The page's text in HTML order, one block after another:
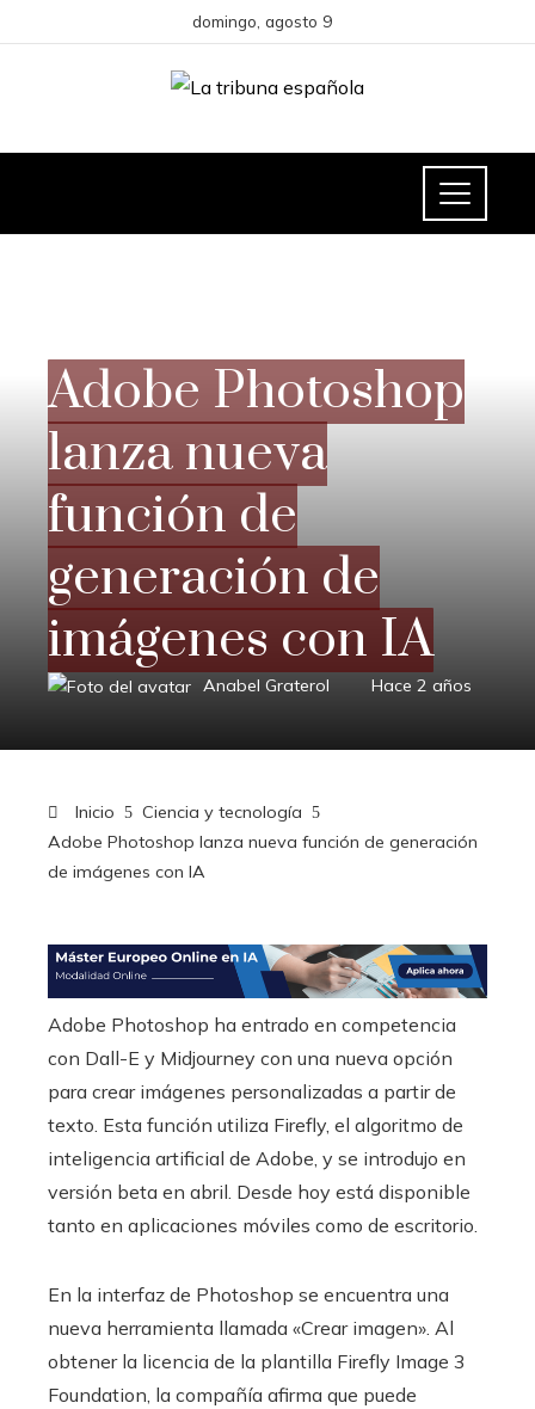
domingo, agosto 9
Adobe Photoshop
lanza nueva
función de
generación de
imágenes con IA
Anabel Graterol Hace 2 años
Inicio
Ciencia y tecnología
Adobe Photoshop lanza nueva función de generación
de imágenes con IA
Adobe Photoshop ha entrado en competencia
con Dall-E y Midjourney con una nueva opción
para crear imágenes personalizadas a partir de
texto. Esta función utiliza Firefly, el algoritmo de
inteligencia artificial de Adobe, y se introdujo en
versión beta en abril. Desde hoy está disponible
tanto en aplicaciones móviles como de escritorio.
En la interfaz de Photoshop se encuentra una
nueva herramienta llamada «Crear imagen». Al
obtener la licencia de la plantilla Firefly Image 3
Foundation, la compañía afirma que puede